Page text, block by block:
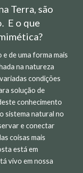
Terra, são
E o que
de uma forma mais
na natureza
condições
solução de
conhecimento
sistema natural no
e conectar
coisas mais
está em
vivo em nossa